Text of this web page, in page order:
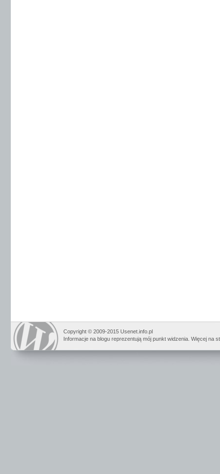
Copyright © 2009-2015 Usenet.info.pl
Informacje na blogu reprezentują mój punkt widzenia. Więcej na